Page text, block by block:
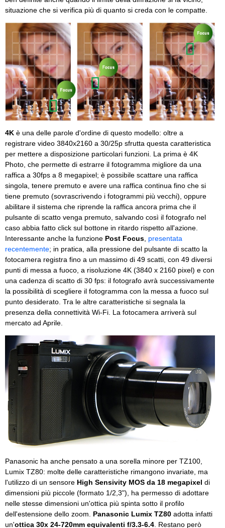
situazione che si verifica più di quanto si creda con le compatte.
4K è una delle parole d'ordine di questo modello: oltre a
registrare video 3840x2160 a 30/25p sfrutta questa caratteristica
per mettere a disposizione particolari funzioni. La prima è 4K
Photo, che permette di estrarre il fotogramma migliore da una
raffica a 30fps a 8 megapixel; è possibile scattare una raffica
singola, tenere premuto e avere una raffica continua fino che si
tiene premuto (sovrascrivendo i fotogrammi più vecchi), oppure
abilitare il sistema che riprende la raffica ancora prima che il
pulsante di scatto venga premuto, salvando così il fotografo nel
caso abbia fatto click sul bottone in ritardo rispetto all'azione.
Interessante anche la funzione Post Focus presentata
recentemente; in pratica, alla pressione del pulsante di scatto la
fotocamera registra fino a un massimo di 49 scatti, con 49 diversi
punti di messa a fuoco, a risoluzione 4K (3840 x 2160 pixel) e con
una cadenza di scatto di 30 fps: il fotografo avrà successivamente
la possibilità di scegliere il fotogramma con la messa a fuoco sul
punto desiderato. Tra le altre caratteristiche si segnala la
presenza della connettività Wi-Fi. La fotocamera arriverà sul
mercato ad Aprile.
Panasonic ha anche pensato a una sorella minore per TZ100,
Lumix TZ80: molte delle caratteristiche rimangono invariate, ma
l'utilizzo di un sensore High Sensivity MOS da 18 megapixel di
dimensioni più piccole (formato 1/2,3"), ha permesso di adottare
nelle stesse dimensioni un'ottica più spinta sotto il profilo
dell'estensione dello zoom. Panasonic Lumix TZ80 adotta infatti
un'ottica 30x 24-720mm equivalenti f/3.3-6.4 . Restano però